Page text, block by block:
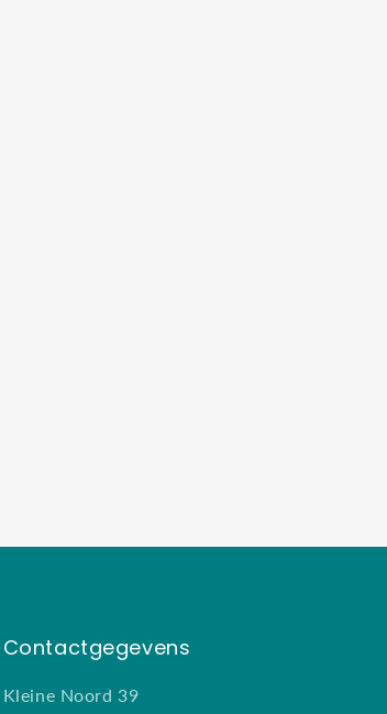
Contactgegevens
Kleine Noord 39